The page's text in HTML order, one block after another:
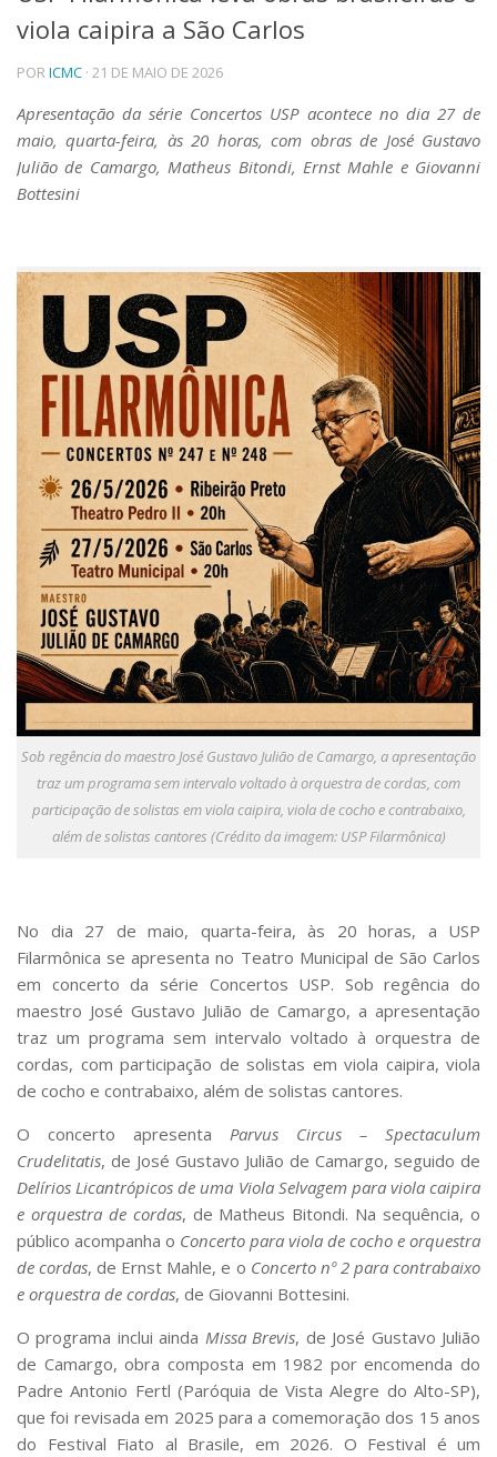
Telefones e Mapas
Pessoas
Ensino
Graduação
Pós-Graduação
Educação a distância
Cursos de Extensão
Centros, Núcleos e Projetos em Rede
Pós-doutorado
Iniciação Científica
Transferência de Tecnologia
Empresas Juniores
Extensão à Comunidade
Projetos, Programas e Cursos
Artes, Cultura e Esportes
Museus e Espaços Interativos
Serviços
Bibliotecas
Apoio ao Estudante
Segurança, Trânsito e Prevenção
RH, Administrativo e Financeiro
Outros serviços
Comunicação
Assessorias e Mídias
Aplicativos e Sites
Jornal da USP
Agenda de Eventos
Defesa de Teses
viola caipira a São Carlos
PORICMC · 21 DE MAIO DE 2026
Apresentação da série Concertos USP acontece no dia 27 de
maio, quarta-feira, às 20 horas, com obras de José Gustavo
Julião de Camargo, Matheus Bitondi, Ernst Mahle e Giovanni
Bottesini
Sob regência do maestro José Gustavo Julião de Camargo, a apresentação
traz um programa sem intervalo voltado à orquestra de cordas, com
participação de solistas em viola caipira, viola de cocho e contrabaixo,
além de solistas cantores (Crédito da imagem: USP Filarmônica)
No dia 27 de maio, quarta-feira, às 20 horas, a USP
Filarmônica se apresenta no Teatro Municipal de São Carlos
em concerto da série Concertos USP. Sob regência do
maestro José Gustavo Julião de Camargo, a apresentação
traz um programa sem intervalo voltado à orquestra de
cordas, com participação de solistas em viola caipira, viola
de cocho e contrabaixo, além de solistas cantores.
O concerto apresenta Parvus Circus – Spectaculum
Crudelitatis, de José Gustavo Julião de Camargo, seguido de
Delírios Licantrópicos de uma Viola Selvagem para viola caipira
e orquestra de cordas, de Matheus Bitondi. Na sequência, o
público acompanha o Concerto para viola de cocho e orquestra
de cordas, de Ernst Mahle, e o Concerto nº 2 para contrabaixo
e orquestra de cordas, de Giovanni Bottesini.
O programa inclui ainda Missa Brevis, de José Gustavo Julião
de Camargo, obra composta em 1982 por encomenda do
Padre Antonio Fertl (Paróquia de Vista Alegre do Alto-SP),
que foi revisada em 2025 para a comemoração dos 15 anos
do Festival Fiato al Brasile, em 2026. O Festival é um